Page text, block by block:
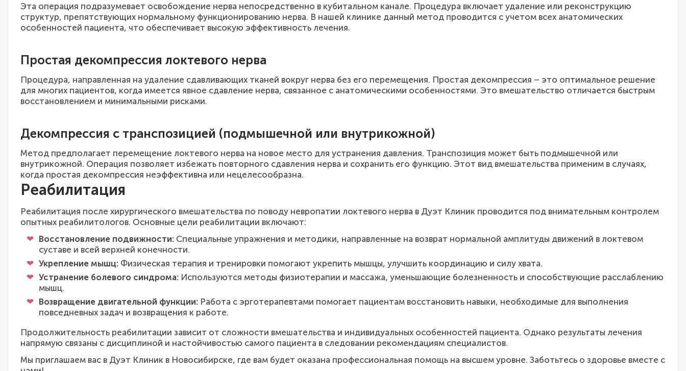
Эта операция подразумевает освобождение нерва непосредственно в кубитальном канале. Процедура включает удаление или реконструкцию
структур, препятствующих нормальному функционированию нерва. В нашей клинике данный метод проводится с учетом всех анатомических
особенностей пациента, что обеспечивает высокую эффективность лечения.
Простая декомпрессия локтевого нерва
Процедура, направленная на удаление сдавливающих тканей вокруг нерва без его перемещения. Простая декомпрессия – это оптимальное решение
для многих пациентов, когда имеется явное сдавление нерва, связанное с анатомическими особенностями. Это вмешательство отличается быстрым
восстановлением и минимальными рисками.
Декомпрессия с транспозицией (подмышечной или внутрикожной)
Метод предполагает перемещение локтевого нерва на новое место для устранения давления. Транспозиция может быть подмышечной или
внутрикожной. Операция позволяет избежать повторного сдавления нерва и сохранить его функцию. Этот вид вмешательства применим в случаях,
когда простая декомпрессия неэффективна или нецелесообразна.
Реабилитация
Реабилитация после хирургического вмешательства по поводу невропатии локтевого нерва в Дуэт Клиник проводится под внимательным контролем
опытных реабилитологов. Основные цели реабилитации включают:
Восстановление подвижности: Специальные упражнения и методики, направленные на возврат нормальной амплитуды движений в локтевом
суставе и всей верхней конечности.
Укрепление мышц: Физическая терапия и тренировки помогают укрепить мышцы, улучшить координацию и силу хвата.
Устранение болевого синдрома: Используются методы физиотерапии и массажа, уменьшающие болезненность и способствующие расслаблению
мышц.
Возвращение двигательной функции: Работа с эрготерапевтами помогает пациентам восстановить навыки, необходимые для выполнения
повседневных задач и возвращения к работе.
Продолжительность реабилитации зависит от сложности вмешательства и индивидуальных особенностей пациента. Однако результаты лечения
напрямую связаны с дисциплиной и настойчивостью самого пациента в следовании рекомендациям специалистов.
Мы приглашаем вас в Дуэт Клиник в Новосибирске, где вам будет оказана профессиональная помощь на высшем уровне. Заботьтесь о здоровье вместе с